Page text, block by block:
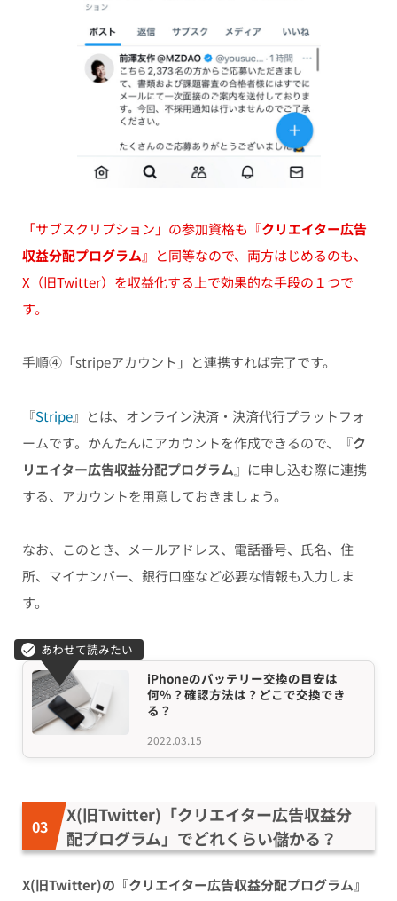
「サブスクリプション」の参加資格も『クリエイター広告
収益分配プログラム』と同等なので、両方はじめるのも、
X（旧Twitter）を収益化する上で効果的な手段の１つで
す。
手順④「stripeアカウント」と連携すれば完了です。
『Stripe』とは、オンライン決済・決済代行プラットフォ
ームです。かんたんにアカウントを作成できるので、『ク
リエイター広告収益分配プログラム』に申し込む際に連携
する、アカウントを用意しておきましょう。
なお、このとき、メールアドレス、電話番号、氏名、住
所、マイナンバー、銀行口座など必要な情報も入力しま
す。
2022.03.15
iPhoneのバッテリー交換の目安は
何％？確認方法は？どこで交換でき
る？
X(旧Twitter)「クリエイター広告収益分
配プログラム」でどれくらい儲かる？
X(旧Twitter)の『クリエイター広告収益分配プログラム』